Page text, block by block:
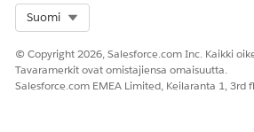
Suomi
© Copyright 2026, Salesforce.com Inc. Kaikki
Tavaramerkit ovat omistajiensa omaisuutta.
Salesforce.com EMEA Limited, Keilaranta 1, 3rd